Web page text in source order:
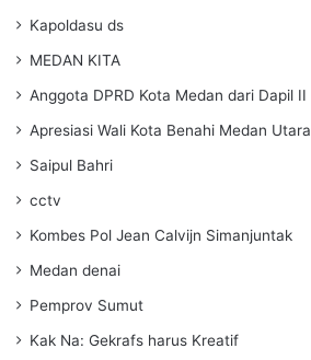
Kapoldasu ds
MEDAN KITA
Anggota DPRD Kota Medan dari Dapil II
Apresiasi Wali Kota Benahi Medan Utara
Saipul Bahri
cctv
Kombes Pol Jean Calvijn Simanjuntak
Medan denai
Pemprov Sumut
Kak Na: Gekrafs harus Kreatif